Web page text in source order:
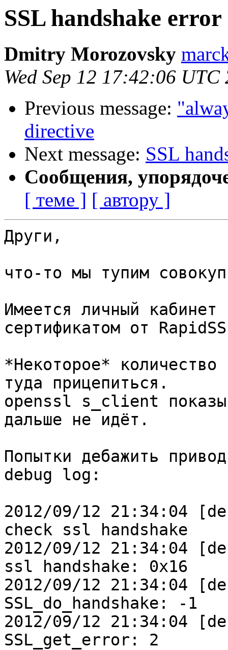
SSL handshake error
Dmitry Morozovsky
Wed Sep 12 17:42:06 UTC
Previous message:
directive
Next message: SSL
Сообщения,
[ теме ] [ автору ]
Други,
что-то мы тупим
Имеется личный
сертификатом от
*Некоторое*
туда прицепиться.
openssl s_client
дальше не идёт.
Попытки дебажить
debug log:
2012/09/12 21:34:04
check ssl handshake
2012/09/12 21:34:04
ssl handshake: 0x16
2012/09/12 21:34:04
SSL_do_handshake: -1
2012/09/12 21:34:04
SSL_get_error: 2